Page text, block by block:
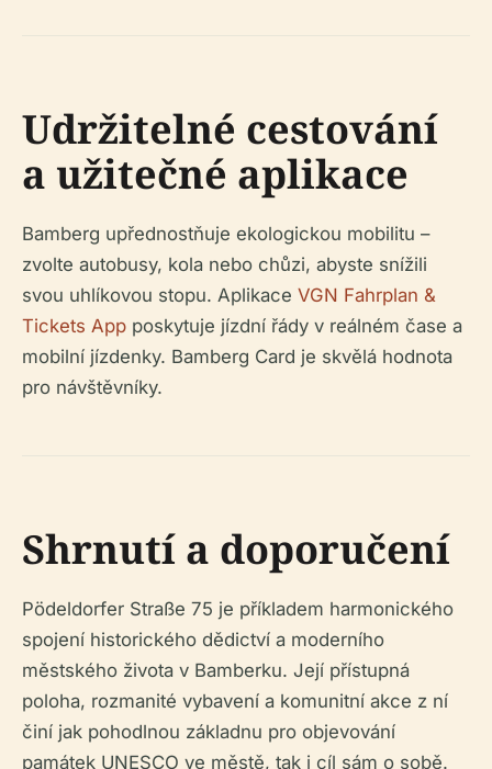
Udržitelné cestování
a užitečné aplikace
Bamberg upřednostňuje ekologickou mobilitu –
zvolte autobusy, kola nebo chůzi, abyste snížili
svou uhlíkovou stopu. Aplikace VGN Fahrplan &
Tickets App poskytuje jízdní řády v reálném čase a
mobilní jízdenky. Bamberg Card je skvělá hodnota
pro návštěvníky.
Shrnutí a doporučení
Pödeldorfer Straße 75 je příkladem harmonického
spojení historického dědictví a moderního
městského života v Bamberku. Její přístupná
poloha, rozmanité vybavení a komunitní akce z ní
činí jak pohodlnou základnu pro objevování
památek UNESCO ve městě, tak i cíl sám o sobě.